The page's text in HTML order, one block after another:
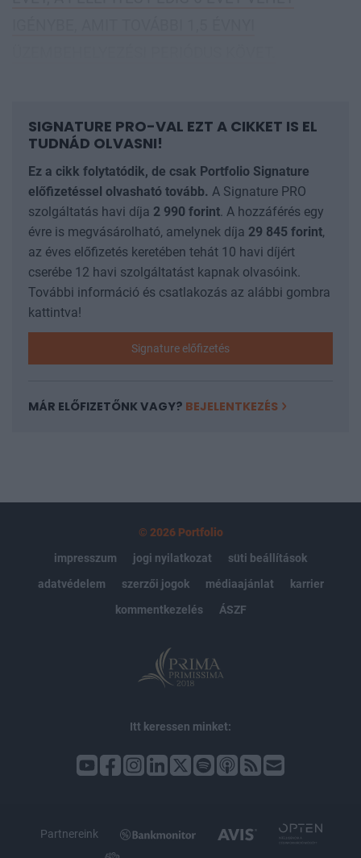
SIGNATURE PRO-VAL EZT A CIKKET IS EL
TUDNÁD OLVASNI!
Ez a cikk folytatódik, de csak Portfolio Signature
előfizetéssel olvasható tovább. A Signature PRO
szolgáltatás havi díja 2 990 forint. A hozzáférés egy
évre is megvásárolható, amelynek díja 29 845 forint,
az éves előfizetés keretében tehát 10 havi díjért
cserébe 12 havi szolgáltatást kapnak olvasóink.
További információ és csatlakozás az alábbi gombra
kattintva!
Signature előfizetés
MÁR ELŐFIZETŐNK VAGY? BEJELENTKEZÉS
© 2026 Portfolio
impresszum
jogi nyilatkozat
süti beállítások
adatvédelem
szerzői jogok médiaajánlat
karrier
kommentkezelés
ÁSZF
Itt keressen minket:
Partnereink